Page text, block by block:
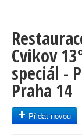
Cvikov
speciál -
Praha 14
Přidat novou